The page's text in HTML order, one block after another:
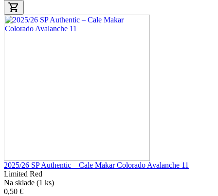
2025/26 SP Authentic – Cale Makar Colorado Avalanche 11
Limited Red
Na sklade (1 ks)
0,50 €